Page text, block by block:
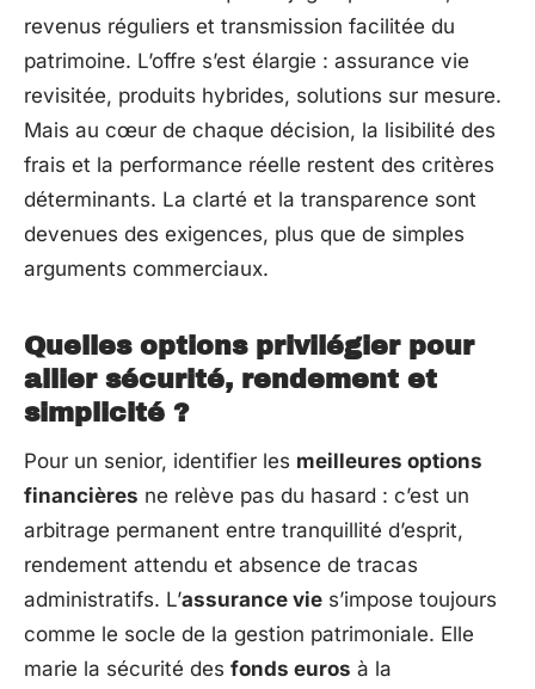
revenus réguliers et transmission facilitée du
patrimoine. L’offre s’est élargie : assurance vie
revisitée, produits hybrides, solutions sur mesure.
Mais au cœur de chaque décision, la lisibilité des
frais et la performance réelle restent des critères
déterminants. La clarté et la transparence sont
devenues des exigences, plus que de simples
arguments commerciaux.
Quelles options privilégier pour
allier sécurité, rendement et
simplicité ?
Pour un senior, identifier les meilleures options
financières ne relève pas du hasard : c’est un
arbitrage permanent entre tranquillité d’esprit,
rendement attendu et absence de tracas
administratifs. L’assurance vie s’impose toujours
comme le socle de la gestion patrimoniale. Elle
marie la sécurité des fonds euros à la